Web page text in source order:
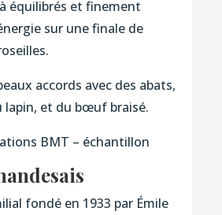
équilibrés et finement
sur une finale de
accords avec des abats,
lapin, et du bœuf braisé.
BMT – échantillon
fondé en 1933 par Émile